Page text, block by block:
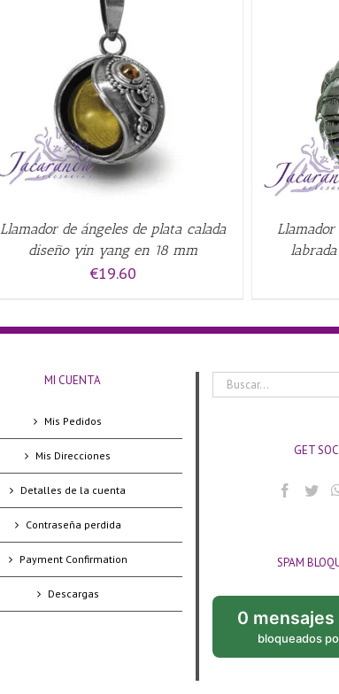
Llamador de ángeles de plata calada
diseño yin yang en 18 mm
€19.60
AÑADIR AL CARRITO /
MI CUENTA
Mis Pedidos
Mis Direcciones
Detalles de la cuenta
Contraseña perdida
Payment Confirmation
Descargas
Buscar:
GET
SPAM
0 mensajes
bloqueados